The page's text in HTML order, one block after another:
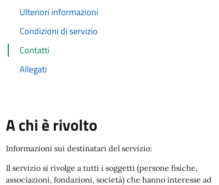
Ulteriori informazioni
Condizioni di servizio
Contatti
Allegati
A chi è rivolto
Informazioni sui destinatari del servizio:
Il servizio si rivolge a tutti i soggetti (persone fisiche,
associazioni, fondazioni, società) che hanno interesse ad